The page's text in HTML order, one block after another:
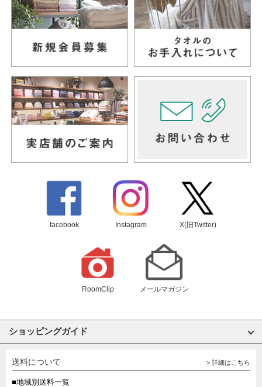
facebook Instagram X(旧Twitter)
RoomClip メールマガジン
ショッピングガイド
送料について > 詳細はこちら
■地域別送料一覧